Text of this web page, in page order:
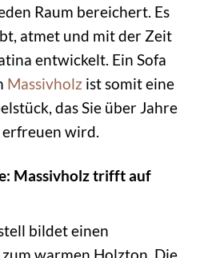
Raum bereichert. Es
atmet und mit der Zeit
entwickelt. Ein Sofa
Massivholz ist somit eine
das Sie über Jahre
wird.
Massivholz trifft auf
bildet einen